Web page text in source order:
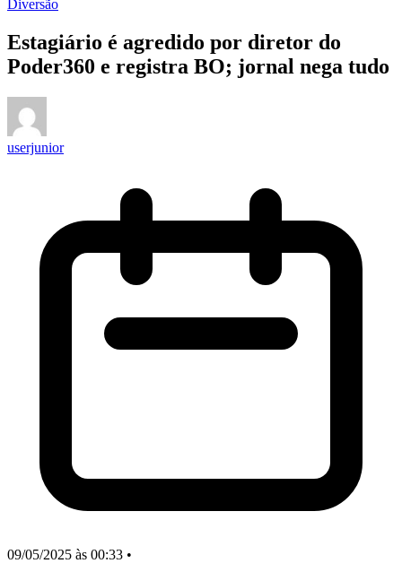
Diversão
Estagiário é agredido por diretor do
Poder360 e registra BO; jornal nega tudo
userjunior
09/05/2025 às 00:33 •